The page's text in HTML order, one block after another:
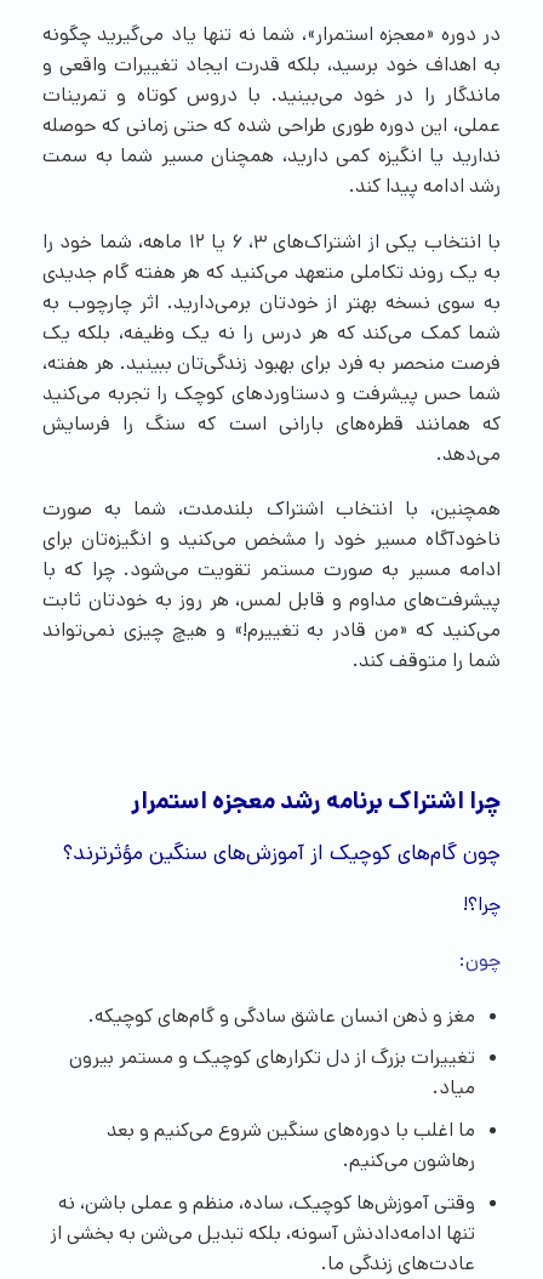
در دوره «معجزه استمرار»، شما نه تنها یاد می‌گیرید چگونه
به اهداف خود برسید، بلکه قدرت ایجاد تغییرات واقعی و
ماندگار را در خود می‌بینید. با دروس کوتاه و تمرینات
عملی، این دوره طوری طراحی شده که حتی زمانی که حوصله
ندارید یا انگیزه کمی دارید، همچنان مسیر شما به سمت
رشد ادامه پیدا کند.
با انتخاب یکی از اشتراک‌های ۳، ۶ یا ۱۲ ماهه، شما خود را
به یک روند تکاملی متعهد می‌کنید که هر هفته گام جدیدی
به سوی نسخه بهتر از خودتان برمی‌دارید. اثر چارچوب به
شما کمک می‌کند که هر درس را نه یک وظیفه، بلکه یک
فرصت منحصر به فرد برای بهبود زندگی‌تان ببینید. هر هفته،
شما حس پیشرفت و دستاوردهای کوچک را تجربه می‌کنید
که همانند قطره‌های بارانی است که سنگ را فرسایش
می‌دهد.
همچنین، با انتخاب اشتراک بلندمدت، شما به صورت
ناخودآگاه مسیر خود را مشخص می‌کنید و انگیزه‌تان برای
ادامه مسیر به صورت مستمر تقویت می‌شود. چرا که با
پیشرفت‌های مداوم و قابل لمس، هر روز به خودتان ثابت
می‌کنید که «من قادر به تغییرم!» و هیچ چیزی نمی‌تواند
شما را متوقف کند.
چرا اشتراک برنامه رشد معجزه استمرار
چون گام‌های کوچیک از آموزش‌های سنگین مؤثرترند؟
چرا؟!
چون:
مغز و ذهن انسان عاشق سادگی و گام‌های کوچیکه.
تغییرات بزرگ از دل تکرارهای کوچیک و مستمر بیرون
میاد.
ما اغلب با دوره‌های سنگین شروع می‌کنیم و بعد
رهاشون می‌کنیم.
وقتی آموزش‌ها کوچیک، ساده، منظم و عملی باشن، نه
تنها ادامه‌دادنش آسونه، بلکه تبدیل می‌شن به بخشی از
عادت‌های زندگی ما.